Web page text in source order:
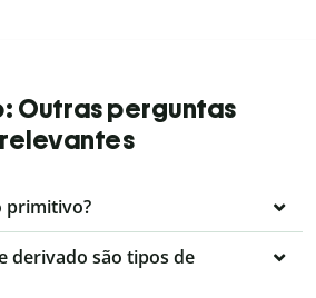
Outras perguntas
relevantes
primitivo?
derivado são tipos de